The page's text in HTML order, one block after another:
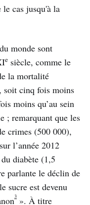
cas jusqu'à la
monde sont
e siècle, comme le
la mortalité
soit cinq fois moins
moins qu’au sein
; remarquant que les
crimes (500 000),
l’année 2012
diabète (1,5
parlante le déclin de
sucre est devenu
3 ». À titre